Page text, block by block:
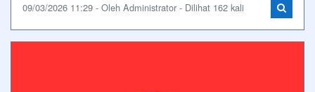
09/03/2026 11:29 - Oleh Administrator - Dilihat 162 kali